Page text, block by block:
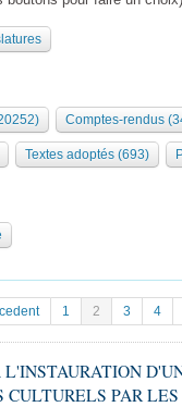
Bureau Collège des
... )
Comptes-rendus
Textes adoptés (693)
1 2 3 4
PAR LES